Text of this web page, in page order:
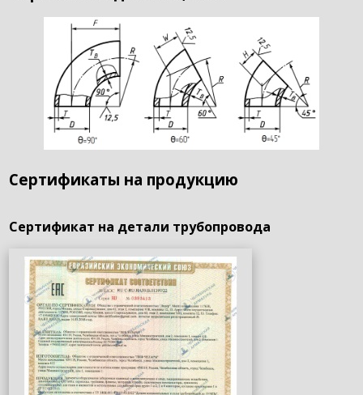
Сертификаты на продукцию
Сертификат на детали трубопровода